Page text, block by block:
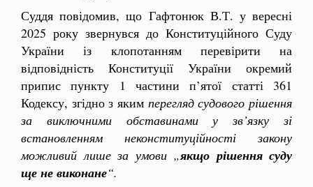
Суддя повідомив, що Гафтонюк В.Т. у вересні
2025 року звернувся до Конституційного Суду
України із клопотанням перевірити на
відповідність Конституції України окремий
припис пункту 1 частини п’ятої статті 361
Кодексу, згідно з яким перегляд судового рішення
за виключними обставинами у зв’язку зі
встановленням неконституційності закону
можливий лише за умови „якщо рішення суду
ще не виконане“.